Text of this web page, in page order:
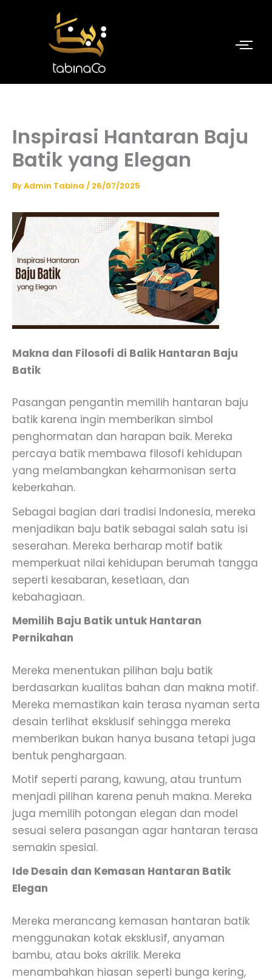
Inspirasi Hantaran Baju
Batik yang Elegan
ByAdmin Tabina / 26/07/2025
Makna dan Filosofi di Balik Hantaran Baju
Batik
Pasangan pengantin memilih hantaran baju
batik karena ingin memberikan simbol
penghormatan dan harapan baik. Mereka
percaya batik membawa filosofi kehidupan
yang melambangkan keharmonisan serta
keberkahan.
Sebagai bagian dari tradisi Indonesia, mereka
menjadikan baju batik sebagai salah satu isi
seserahan. Mereka berharap motif batik
memperkuat nilai kehidupan berumah tangga
seperti kesabaran, kesetiaan, dan
kebahagiaan.
Memilih Baju Batik untuk Hantaran
Pernikahan
Mereka menentukan pilihan baju batik
berdasarkan kualitas bahan dan makna motif.
Mereka memastikan kain terasa nyaman serta
desain terlihat eksklusif sehingga mereka
memberikan bukan hanya busana tetapi juga
bentuk penghargaan.
Motif seperti parang, kawung, atau truntum
menjadi pilihan karena penuh makna. Mereka
juga memilih potongan elegan dan model
sesuai selera pasangan agar hantaran terasa
semakin spesial.
Ide Desain dan Kemasan Hantaran Batik
Elegan
Mereka merancang kemasan hantaran batik
menggunakan kotak eksklusif, anyaman
bambu, atau boks akrilik. Mereka
menambahkan hiasan seperti bunga kering,